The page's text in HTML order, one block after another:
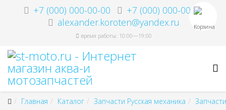
+7 (000) 000-00-00
+7 (000) 000-00-00
alexander.koroten@yandex.ru
время работы: 10:00—19:00
Корзина
Главная Каталог Запчасти Русская механика